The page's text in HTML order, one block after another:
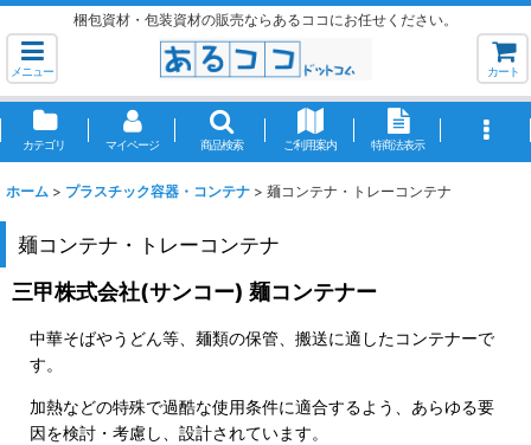
梱包資材・包装資材の販売ならあるココにお任せください。
メニュー カート
カテゴリ マイページ 商品検索 ご利用案内 特商法表示
ホーム > プラスチック容器・コンテナ > 麺コンテナ・トレーコンテナ
麺コンテナ・トレーコンテナ
三甲株式会社(サンコー) 麺コンテナー
中華そばやうどん等、麺類の保管、搬送に適したコンテナーで
す。
加熱などの特殊で過酷な使用条件に適合するよう、あらゆる要
因を検討・考慮し、設計されています。